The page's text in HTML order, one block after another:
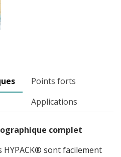
Points forts
Applications
complet
HYPACK® sont facilement